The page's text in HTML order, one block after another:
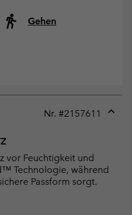
Gehen
Nr. #2157611
vor Feuchtigkeit und
Technologie, während
Passform sorgt.